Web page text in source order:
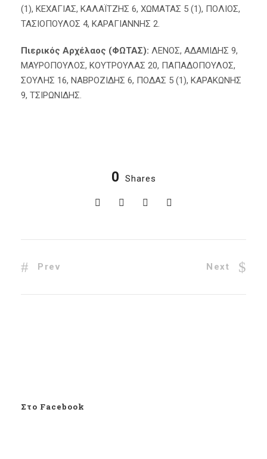
(1), ΚΕΧΑΓΙΑΣ, ΚΑΛΑΪΤΖΗΣ 6, ΧΩΜΑΤΑΣ 5 (1), ΠΟΛΙΟΣ,
ΤΑΣΙΟΠΟΥΛΟΣ 4, ΚΑΡΑΓΙΑΝΝΗΣ 2.
Πιερικός Αρχέλαος (ΦΩΤΑΣ): ΛΕΝΟΣ, ΑΔΑΜΙΔΗΣ 9,
ΜΑΥΡΟΠΟΥΛΟΣ, ΚΟΥΤΡΟΥΛΑΣ 20, ΠΑΠΑΔΟΠΟΥΛΟΣ,
ΣΟΥΛΗΣ 16, ΝΑΒΡΟΖΙΔΗΣ 6, ΠΟΔΑΣ 5 (1), ΚΑΡΑΚΩΝΗΣ
9, ΤΣΙΡΩΝΙΔΗΣ.
0 Shares
Prev Next
Στο Facebook